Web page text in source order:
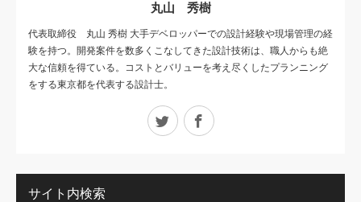
丸山 秀樹
代表取締役 丸山 秀樹 大手デベロッパーでの設計経験や現場管理の経
験を持つ。開発案件を数多くこなしてきた設計技術は、職人からも絶
大な信頼を得ている。コストとバリューを考え尽くしたプランニング
をする東京都を代表する設計士。
Twitter Facebook
サイト内検索